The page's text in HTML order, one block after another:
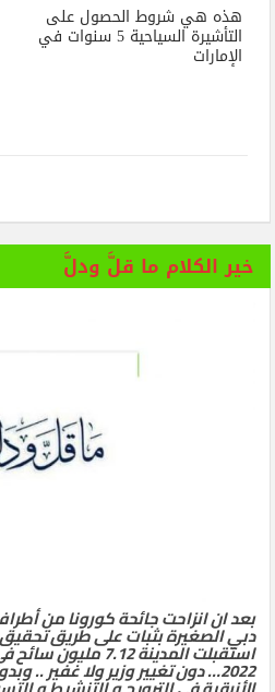
هذه هي شروط الحصول على
التأشيرة السياحية 5 سنوات في
الإمارات
خير الكلام ما قلَّ ودلَّ
بعد ان انزاحت جائحة كورونا من
دبي الصغيرة بثبات على طريق
استقبلت المدينة
2022… دون تغيير وزير ولا غفير